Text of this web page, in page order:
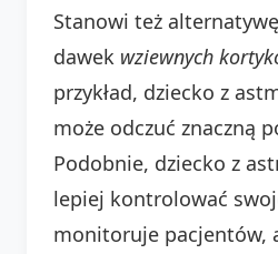
Stanowi też
dawek wziewnych
przykład, dziecko z
może odczuć znaczną
Podobnie, dziecko z
lepiej kontrolować
monitoruje pacjentów,